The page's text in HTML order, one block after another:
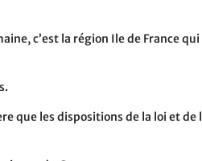
c’est la région Ile de France
que les dispositions de la loi et